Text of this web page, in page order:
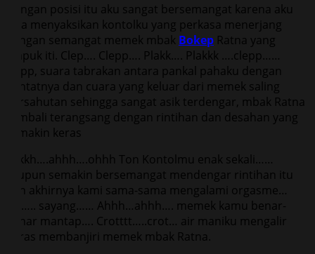
Dengan posisi itu aku sangat bersemangat karena aku
bisa menyaksikan kontolku yang perkasa menerjang
dengan semangat memek mbak Bokep Ratna yang
empuk iti. Clep…. Clepp…. Plakk…. Plakkk ….clepp……
clepp, suara tabrakan antara pankal pahaku dengan
pantatnya dan cuara yang keluar dari memek saling
bersahutan sehingga sangat asik terdengar, mbak Ratna
kembali terangsang dengan rintihan dan desahan yang
semakin keras
Akkkh….ahhh….ohhh Ton Kontolmu enak sekali……
akupun semakin bersemangat mendengar rintihan itu
dan akhirnya kami sama-sama mengalami orgasme…
Oh….. sayang…… Ahhh…ahhh…. memek kamu benar-
benar mantap…. Crotttt…..crot… air maniku mengalir
deras membanjiri memek mbak Ratna.